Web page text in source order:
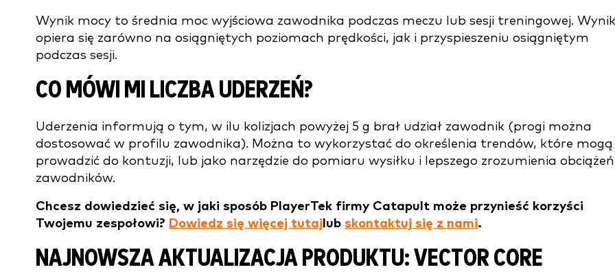
Wynik mocy to średnia moc wyjściowa zawodnika podczas meczu lub sesji treningowej. Wynik
opiera się zarówno na osiągniętych poziomach prędkości, jak i przyspieszeniu osiągniętym
podczas sesji.
CO MÓWI MI LICZBA UDERZEŃ?
Uderzenia informują o tym, w ilu kolizjach powyżej 5 g brał udział zawodnik (progi można
dostosować w profilu zawodnika). Można to wykorzystać do określenia trendów, które mogą
prowadzić do kontuzji, lub jako narzędzie do pomiaru wysiłku i lepszego zrozumienia obciążeń
zawodników.
Chcesz dowiedzieć się, w jaki sposób PlayerTek firmy Catapult może przynieść korzyści
Twojemu zespołowi? Dowiedz się więcej tutaj lub skontaktuj się z nami.
NAJNOWSZA AKTUALIZACJA PRODUKTU: VECTOR CORE